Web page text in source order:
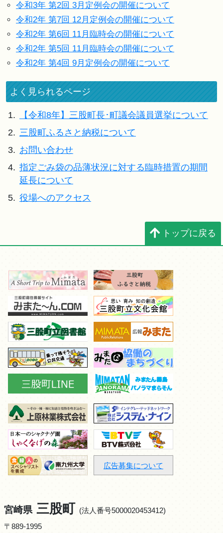
令和3年 第2回 3月定例会の開催について
令和2年 第7回 12月定例会の開催について
令和2年 第6回 11月臨時会の開催について
令和2年 第5回 11月臨時会の開催について
令和2年 第4回 9月定例会の開催について
よく見られるページ
1.
【令和8年】三股町長･町議会議員選挙について
2. 三股町ふるさと納税について
3. お問い合わせ
4. 指定ごみ袋の品薄状況に対する臨時措置の期間
延長について
5. 役場へのアクセス
トップに戻る
広告募集について
宮崎県 三股町 (法人番号5000020453412)
〒889-1995